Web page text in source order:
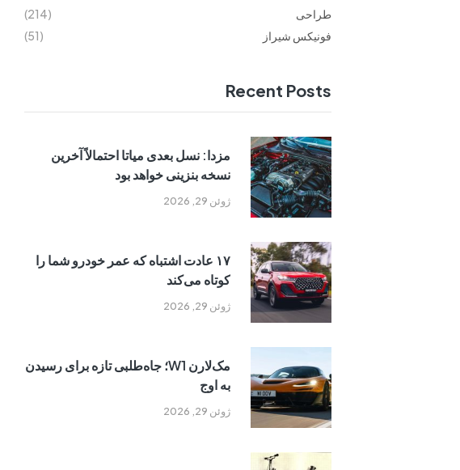
طراحی
(214)
فونیکس شیراز
(51)
Recent Posts
ژوئن 29, 2026
مزدا: نسل بعدی میاتا احتمالاً آخرین
نسخه بنزینی خواهد بود
ژوئن 29, 2026
۱۷ عادت اشتباه که عمر خودرو شما را
کوتاه می‌کند
ژوئن 29, 2026
مک‌لارن W1؛ جاه‌طلبی تازه برای رسیدن
به اوج